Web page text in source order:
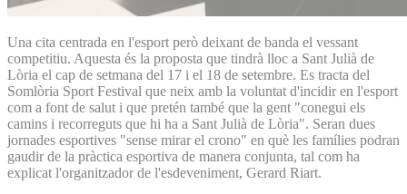
Una cita centrada en l'esport però deixant de banda el vessant
competitiu. Aquesta és la proposta que tindrà lloc a Sant Julià de
Lòria el cap de setmana del 17 i el 18 de setembre. Es tracta del
Somlòria Sport Festival que neix amb la voluntat d'incidir en l'esport
com a font de salut i que pretén també que la gent "conegui els
camins i recorreguts que hi ha a Sant Julià de Lòria". Seran dues
jornades esportives "sense mirar el crono" en què les famílies podran
gaudir de la pràctica esportiva de manera conjunta, tal com ha
explicat l'organitzador de l'esdeveniment, Gerard Riart.